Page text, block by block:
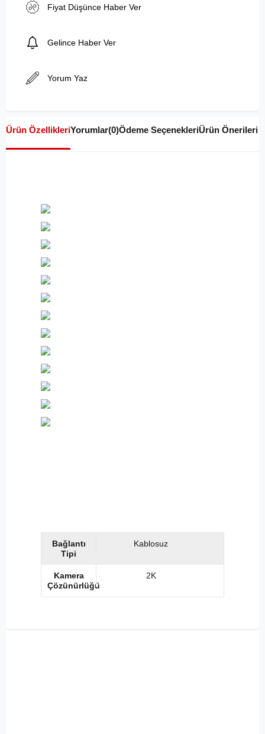
Fiyat Düşünce Haber Ver
Gelince Haber Ver
Yorum Yaz
Ürün ÖzellikleriYorumlar(0)Ödeme SeçenekleriÜrün Önerileri
Bağlantı
Tipi
Kablosuz
Kamera
Çözünürlüğü
2K